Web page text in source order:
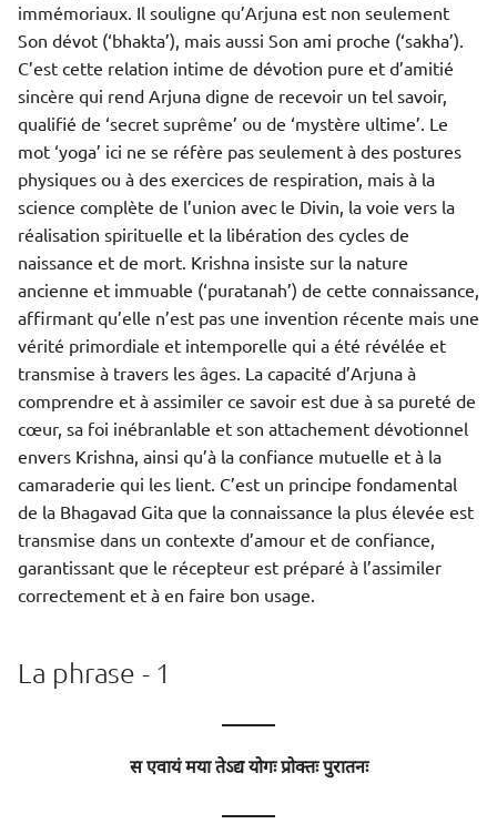
immémoriaux. Il souligne qu’Arjuna est non seulement
Son dévot (‘bhakta’), mais aussi Son ami proche (‘sakha’).
C’est cette relation intime de dévotion pure et d’amitié
sincère qui rend Arjuna digne de recevoir un tel savoir,
qualifié de ‘secret suprême’ ou de ‘mystère ultime’. Le
mot ‘yoga’ ici ne se réfère pas seulement à des postures
physiques ou à des exercices de respiration, mais à la
science complète de l’union avec le Divin, la voie vers la
réalisation spirituelle et la libération des cycles de
naissance et de mort. Krishna insiste sur la nature
ancienne et immuable (‘puratanah’) de cette connaissance,
affirmant qu’elle n’est pas une invention récente mais une
vérité primordiale et intemporelle qui a été révélée et
transmise à travers les âges. La capacité d’Arjuna à
comprendre et à assimiler ce savoir est due à sa pureté de
cœur, sa foi inébranlable et son attachement dévotionnel
envers Krishna, ainsi qu’à la confiance mutuelle et à la
camaraderie qui les lient. C’est un principe fondamental
de la Bhagavad Gita que la connaissance la plus élevée est
transmise dans un contexte d’amour et de confiance,
garantissant que le récepteur est préparé à l’assimiler
correctement et à en faire bon usage.
La phrase - 1
———
स एवायं मया तेऽद्य योगः प्रोक्तः पुरातनः
———